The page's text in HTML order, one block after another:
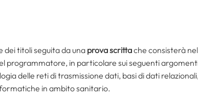
dei titoli seguita da unaprova scrittache consisterà
programmatore, in particolare sui seguenti
delle reti di trasmissione dati, basi di dati
in ambito sanitario.